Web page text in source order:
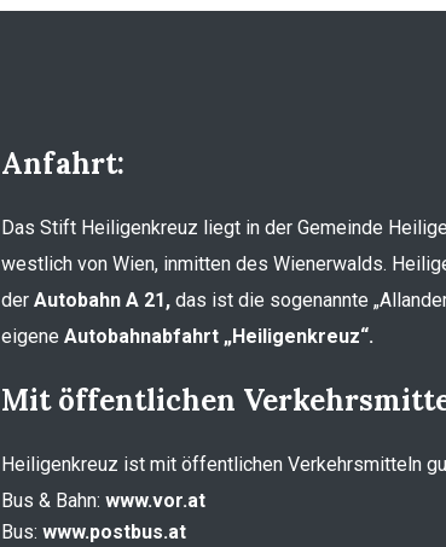
Anfahrt:
Das Stift Heiligenkreuz liegt in der Gemeinde
westlich von Wien, inmitten des Wienerwalds.
der Autobahn A 21, das ist die sogenannte
eigene Autobahnabfahrt „Heiligenkreuz“.
Mit öffentlichen
Heiligenkreuz ist mit öffentlichen Verkehrsmitteln
Bus & Bahn: www.vor.at
Bus: www.postbus.at